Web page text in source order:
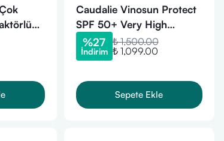
Caudalie Vinosun Protect
SPF 50+ Very High
Protection Sun Water 150
ML
%27
İndirim
₺ 1,500.00
₺ 1,099.00
Sepete Ekle